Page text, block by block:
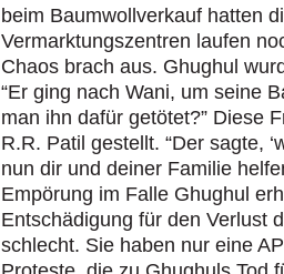
beim Baumwollverkauf hatten
Vermarktungszentren laufen
Chaos brach aus. Ghughul
“Er ging nach Wani, um seine
man ihn dafür getötet?” Diese
R.R. Patil gestellt. “Der sagte,
nun dir und deiner Familie
Empörung im Falle Ghughul
Entschädigung für den Verlust
schlecht. Sie haben nur eine